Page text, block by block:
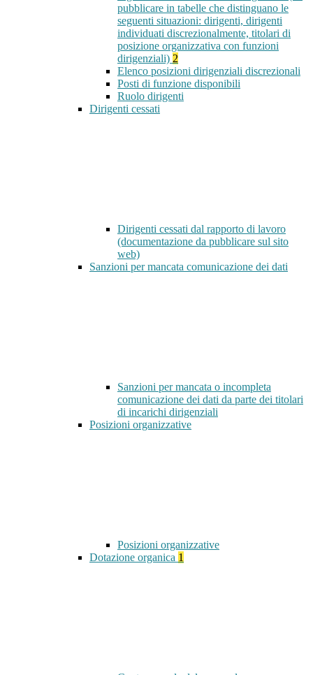
pubblicare in tabelle che distinguano le
seguenti situazioni: dirigenti, dirigenti
individuati discrezionalmente, titolari di
posizione organizzativa con funzioni
dirigenziali) 2
Elenco posizioni dirigenziali discrezionali
Posti di funzione disponibili
Ruolo dirigenti
Dirigenti cessati
Dirigenti cessati dal rapporto di lavoro
(documentazione da pubblicare sul sito
web)
Sanzioni per mancata comunicazione dei dati
Sanzioni per mancata o incompleta
comunicazione dei dati da parte dei titolari
di incarichi dirigenziali
Posizioni organizzative
Posizioni organizzative
Dotazione organica 1